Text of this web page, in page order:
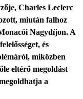
Charles Leclerc
miután falhoz
Nagydíjon. A
és
miközben
eltérő megoldást
a